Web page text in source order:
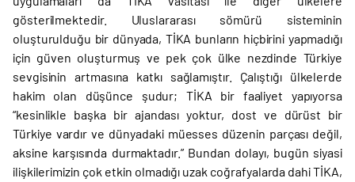
gösterilmektedir. Uluslararası sömürü sisteminin
oluşturulduğu bir dünyada, TİKA bunların hiçbirini yapmadığı
için güven oluşturmuş ve pek çok ülke nezdinde Türkiye
sevgisinin artmasına katkı sağlamıştır. Çalıştığı ülkelerde
hakim olan düşünce şudur; TİKA bir faaliyet yapıyorsa
“kesinlikle başka bir ajandası yoktur, dost ve dürüst bir
Türkiye vardır ve dünyadaki müesses düzenin parçası değil,
aksine karşısında durmaktadır.” Bundan dolayı, bugün siyasi
ilişkilerimizin çok etkin olmadığı uzak coğrafyalarda dahi TİKA,